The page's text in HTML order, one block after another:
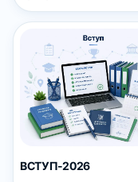
ВСТУП-2026